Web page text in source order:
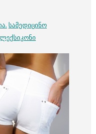
. სამედიცინო